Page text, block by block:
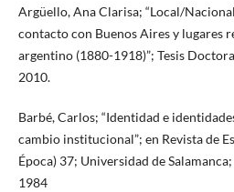
Argüello, Ana Clarisa; “Local/
contacto con Buenos Aires y lugares
argentino (1880-1918)”; Tesis
2010.
Barbé, Carlos; “Identidad e
cambio institucional”; en Revista de
Época) 37; Universidad de
1984